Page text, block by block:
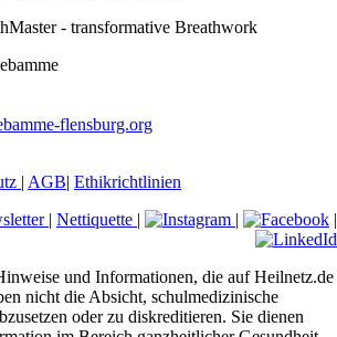
- transformative Breathwork
flensburg.org
| AGB| Ethikrichtlinien
| Nettiquette | | |
und Informationen, die auf Heilnetz.de
nicht die Absicht, schulmedizinische
oder zu diskreditieren. Sie dienen